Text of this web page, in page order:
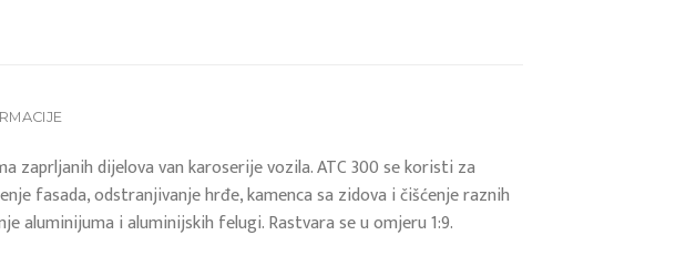
zaprljanih dijelova van karoserije vozila. ATC 300 se koristi za
fasada, odstranjivanje hrđe, kamenca sa zidova i čišćenje raznih
aluminijuma i aluminijskih felugi. Rastvara se u omjeru 1:9.